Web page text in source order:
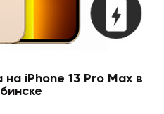
iPhone 13 Pro Max в